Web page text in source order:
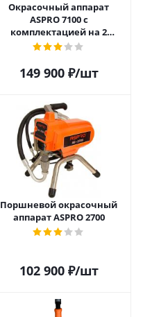
Окрасочный аппарат
ASPRO 7100 с
комплектацией на 2
маляра
149 900₽/шт
Поршневой окрасочный
аппарат ASPRO 2700
102 900₽/шт